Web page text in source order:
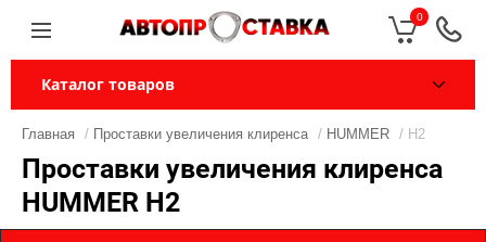
0
Каталог товаров
Главная / Проставки увеличения клиренса / HUMMER / H2
Проставки увеличения клиренса
HUMMER H2